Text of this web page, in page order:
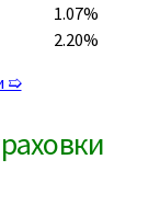
1.07%
2.20%
➯